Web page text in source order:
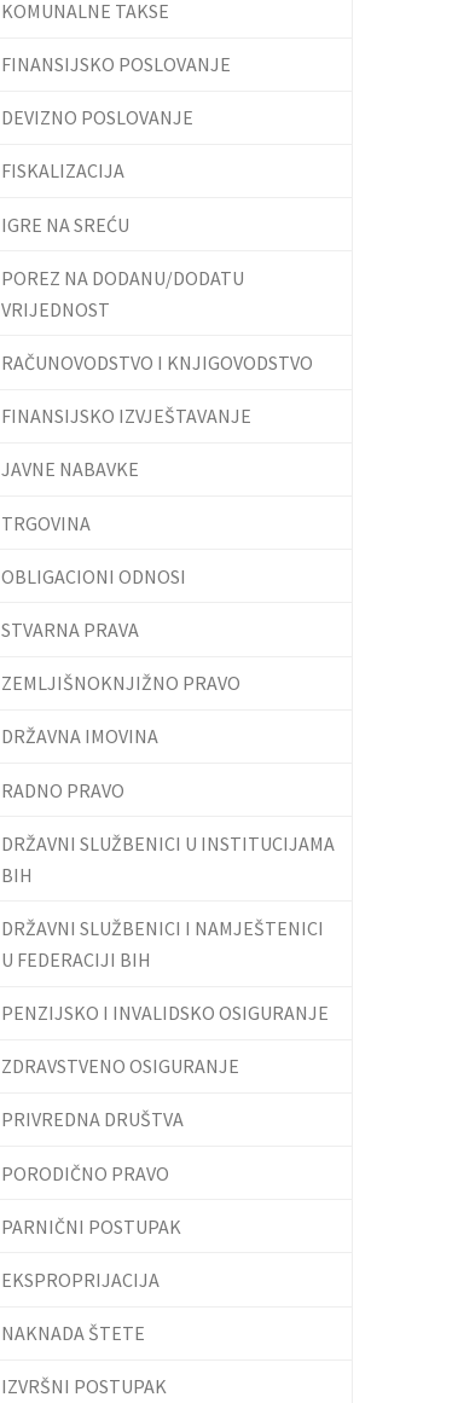
KOMUNALNE TAKSE
FINANSIJSKO POSLOVANJE
DEVIZNO POSLOVANJE
FISKALIZACIJA
IGRE NA SREĆU
POREZ NA DODANU/DODATU
VRIJEDNOST
RAČUNOVODSTVO I KNJIGOVODSTVO
FINANSIJSKO IZVJEŠTAVANJE
JAVNE NABAVKE
TRGOVINA
OBLIGACIONI ODNOSI
STVARNA PRAVA
ZEMLJIŠNOKNJIŽNO PRAVO
DRŽAVNA IMOVINA
RADNO PRAVO
DRŽAVNI SLUŽBENICI U INSTITUCIJAMA
BIH
DRŽAVNI SLUŽBENICI I NAMJEŠTENICI
U FEDERACIJI BIH
PENZIJSKO I INVALIDSKO OSIGURANJE
ZDRAVSTVENO OSIGURANJE
PRIVREDNA DRUŠTVA
PORODIČNO PRAVO
PARNIČNI POSTUPAK
EKSPROPRIJACIJA
NAKNADA ŠTETE
IZVRŠNI POSTUPAK